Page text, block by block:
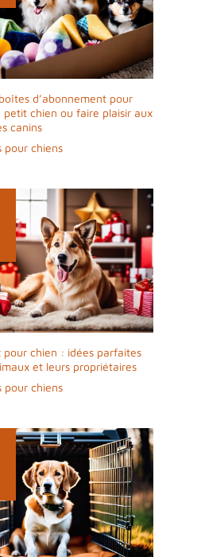
d’abonnement pour
chien ou faire plaisir aux
canins
pour chiens
pour chien : idées parfaites
et leurs propriétaires
pour chiens